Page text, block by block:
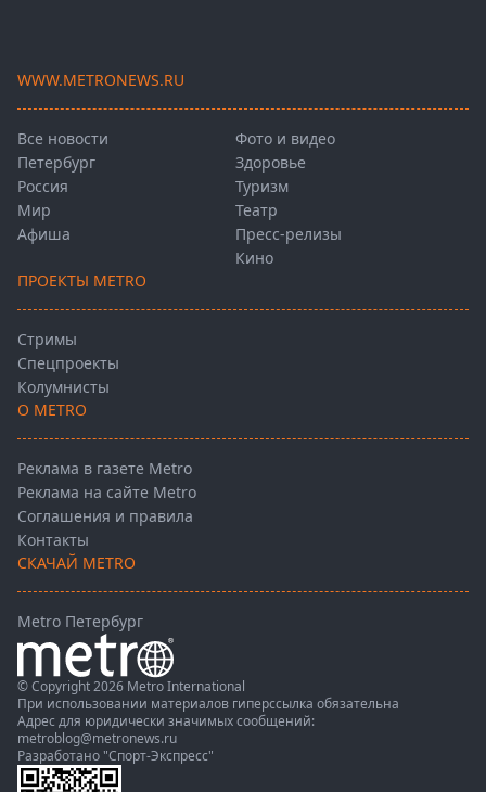
WWW.METRONEWS.RU
Все новости
Петербург
Россия
Мир
Афиша
Фото и видео
Здоровье
Туризм
Театр
Пресс-релизы
Кино
ПРОЕКТЫ METRO
Стримы
Спецпроекты
Колумнисты
О METRO
Реклама в газете Metro
Реклама на сайте Metro
Соглашения и правила
Контакты
СКАЧАЙ METRO
Metro Петербург
© Copyright 2026 Metro International
При использовании материалов гиперссылка обязательна
Адрес для юридически значимых сообщений:
metroblog@metronews.ru
Разработано "Спорт-Экспресс"